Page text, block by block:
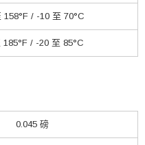
158°F / -10 至 70°C
185°F / -20 至 85°C
0.045 磅